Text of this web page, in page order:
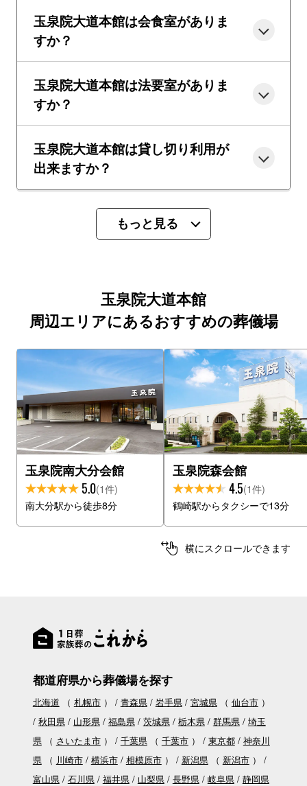
玉泉院大道本館は会食室がありま
すか？
玉泉院大道本館は法要室がありま
すか？
玉泉院大道本館は貸し切り利用が
出来ますか？
もっと見る
玉泉院大道本館
周辺エリアにあるおすすめの葬儀場
玉泉院南大分会館
5.0(1件)
南大分駅から徒歩8分
玉泉院森会館
4.5(1件)
鶴崎駅からタクシーで13分
横にスクロールできます
都道府県から葬儀場を探す
北海道 （ 札幌市） 青森県 岩手県 宮城県（ 仙台市）
秋田県
山形県 福島県 茨城県 栃木県 群馬県
埼玉
県（ さいたま市） 千葉県（ 千葉市） 東京都
神奈川
県（ 川崎市 横浜市 相模原市） 新潟県（ 新潟市）
富山県
石川県 福井県 山梨県 長野県 岐阜県
静岡県